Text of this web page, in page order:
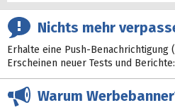
Nichts mehr
Erhalte eine Push-
Erscheinen neuer Tests und Berichte:
Warum